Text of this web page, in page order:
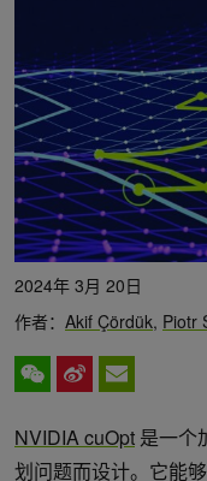
2024年 3月 20日
作者： Akif Çördük, Piotr
NVIDIA cuOpt 是一个
划问题而设计。它能